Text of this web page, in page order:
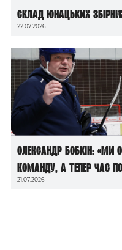
Склад юнацьких
22.07.2026
Олександр Бобкін: «Ми
команду, а тепер час
21.07.2026